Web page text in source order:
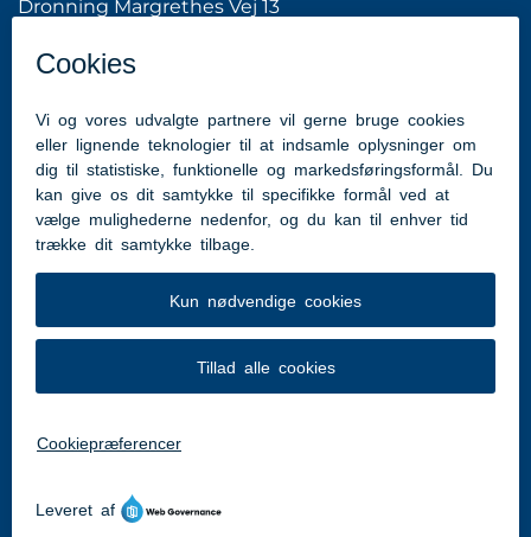
Dronning Margrethes Vej 13
hhme@aabenraa.dk(webmaster)
Genveje
Aabenraa.dk
Tilgængelighedserklæring